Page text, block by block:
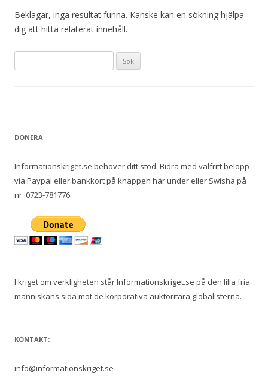
Beklagar, inga resultat funna. Kanske kan en sökning hjälpa
dig att hitta relaterat innehåll.
efter:
DONERA
Informationskriget.se behöver ditt stöd. Bidra med valfritt belopp
via Paypal eller bankkort på knappen här under eller Swisha på
nr. 0723-781776.
I kriget om verkligheten står Informationskriget.se på den lilla fria
människans sida mot de korporativa auktoritära globalisterna.
KONTAKT:
info@informationskriget.se